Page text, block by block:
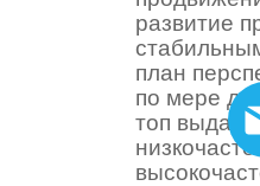
развитие
план
по мере
топ выдачи